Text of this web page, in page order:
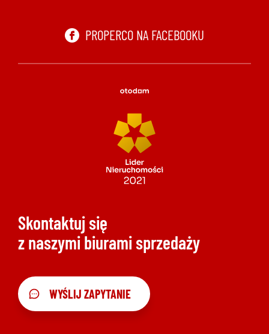
PROPERCO NA FACEBOOKU
Skontaktuj się
z naszymi biurami sprzedaży
WYŚLIJ ZAPYTANIE